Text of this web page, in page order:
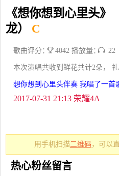
《想你想到心里头》
龙）
C
歌曲评分： 4042 播放量： 22
本次演唱共收到鲜花共计2朵，
想你想到心里头伴奏 我唱了一首
2017-07-31 21:13 荣耀4A
用手机扫描二维码 ，可以
热心粉丝留言